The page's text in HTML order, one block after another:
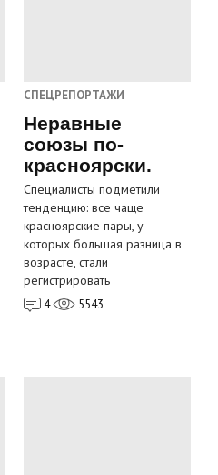
СПЕЦРЕПОРТАЖИ
Неравные
союзы по-
красноярски.
Специалисты подметили
тенденцию: все чаще
красноярские пары, у
которых большая разница в
возрасте, стали
регистрировать
4 5543